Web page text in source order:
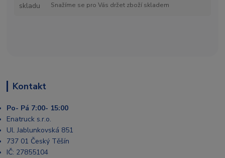
Snažíme se pro Vás držet zboží skladem
Kontakt
Po- Pá 7:00- 15:00
Enatruck s.r.o.
Ul. Jablunkovská 851
737 01 Český Těšín
IČ: 27855104